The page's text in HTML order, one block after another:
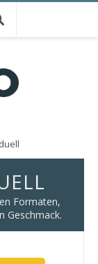
Formaten,
Geschmack.